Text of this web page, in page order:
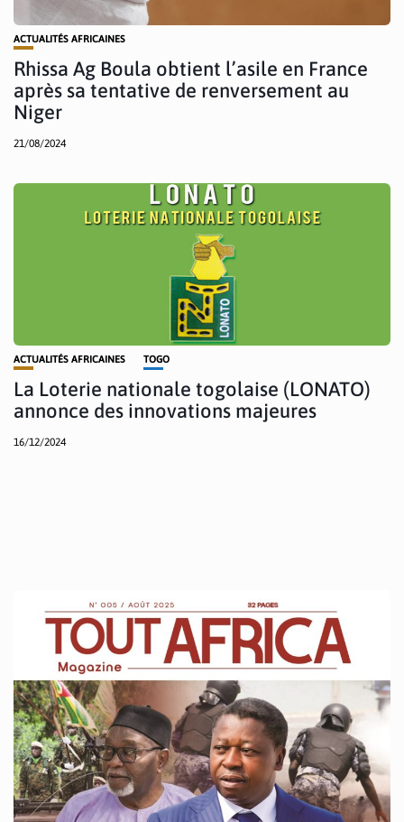
ACTUALITÉS AFRICAINES
Rhissa Ag Boula obtient l’asile en France
après sa tentative de renversement au
Niger
21/08/2024
ACTUALITÉS AFRICAINES TOGO
La Loterie nationale togolaise (LONATO)
annonce des innovations majeures
16/12/2024